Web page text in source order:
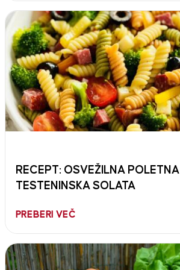
RECEPT: OSVEŽILNA POLETNA
TESTENINSKA SOLATA
PREBERI VEČ